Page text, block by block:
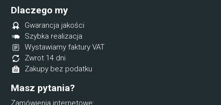
Dlaczego my
Gwarancja jakości
Szybka realizacja
Wystawiamy faktury VAT
Zwrot 14 dni
Zakupy bez podatku
Masz pytania?
Zamówienia internetowe: